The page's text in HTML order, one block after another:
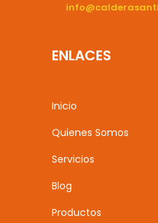
ENLACES
Inicio
Quienes Somos
Servicios
Blog
Productos